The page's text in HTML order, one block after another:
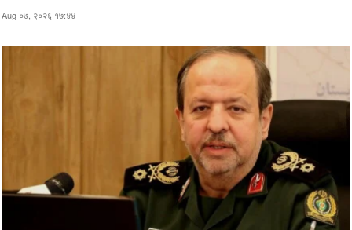
Aug ०७, २०२६ १७:४४